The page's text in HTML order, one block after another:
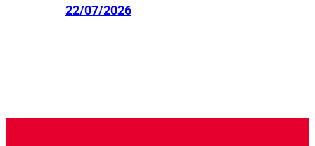
22/07/2026